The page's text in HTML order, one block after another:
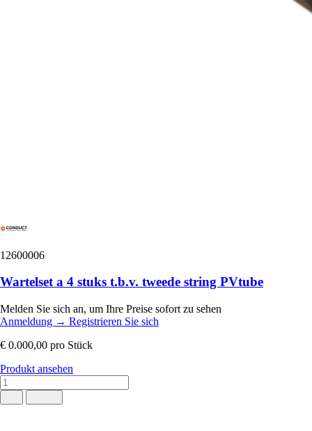
12600006
Wartelset a 4 stuks t.b.v. tweede string PVtube
Melden Sie sich an, um Ihre Preise sofort zu sehen
Anmeldung → Registrieren Sie sich
€ 0.000,00 pro Stück
Produkt ansehen